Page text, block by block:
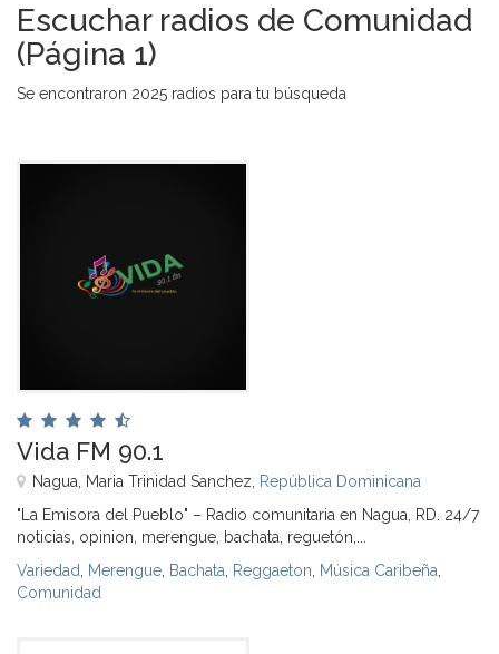
Escuchar radios de Comunidad
(Página 1)
Se encontraron 2025 radios para tu búsqueda
Vida FM 90.1
Nagua, Maria Trinidad Sanchez, República Dominicana
"La Emisora del Pueblo" – Radio comunitaria en Nagua, RD. 24/7
noticias, opinion, merengue, bachata, reguetón,...
Variedad Merengue Bachata Reggaeton Música Caribeña
Comunidad